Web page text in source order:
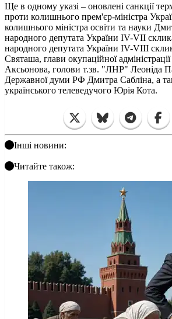
Ще в одному указі – оновлені санкції
проти колишнього прем'єр-міністра
колишнього міністра освіти та науки
народного депутата України IV-VII
народного депутата України IV-VIII
Святаша, глави окупаційної
Аксьонова, голови т.зв. "ЛНР" Леоніда
Державної думи РФ Дмитра Сабліна, а
українського телеведучого Юрія Кота.
Інші новини:
Читайте також: